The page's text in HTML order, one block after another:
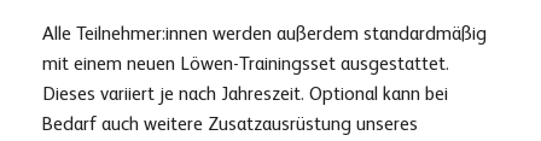
Alle Teilnehmer:innen werden außerdem standardmäßig
mit einem neuen Löwen-Trainingsset ausgestattet.
Dieses variiert je nach Jahreszeit. Optional kann bei
Bedarf auch weitere Zusatzausrüstung unseres